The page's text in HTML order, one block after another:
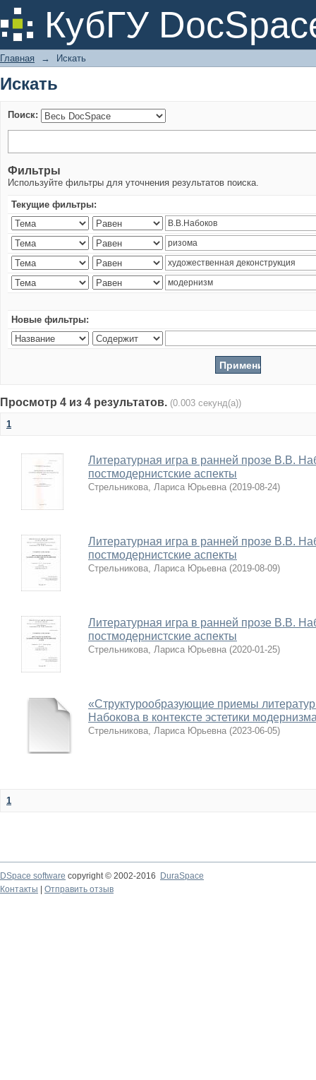
КубГУ
Искать
Главная → Искать
Искать
Поиск:
Фильтры
Используйте фильтры для уточнения результатов поиска.
Текущие фильтры:
Новые фильтры:
Просмотр 4 из 4 результатов. (0.003 секунд(а))
1
Литературная игра в ранней прозе В.В.
постмодернистские аспекты
Стрельникова, Лариса Юрьевна (2019-08-24)
Литературная игра в ранней прозе В.В.
постмодернистские аспекты
Стрельникова, Лариса Юрьевна (2019-08-09)
Литературная игра в ранней прозе В.В.
постмодернистские аспекты
Стрельникова, Лариса Юрьевна (2020-01-25)
«Структурообразующие приемы
Набокова в контексте эстетики
Стрельникова, Лариса Юрьевна (2023-06-05)
1
DSpace software copyright © 2002-2016
DuraSpace
Контакты
Отправить отзыв